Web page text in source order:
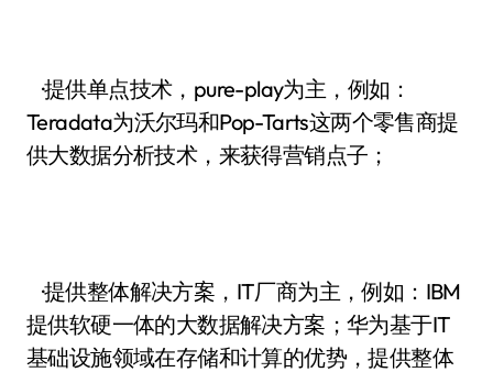
·提供单点技术，pure-play为主，例如：
Teradata为沃尔玛和Pop-Tarts这两个零售商提
供大数据分析技术，来获得营销点子；
·提供整体解决方案，IT厂商为主，例如：IBM
提供软硬一体的大数据解决方案；华为基于IT
基础设施领域在存储和计算的优势，提供整体